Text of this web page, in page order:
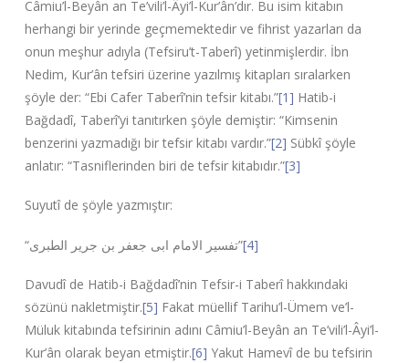
Câmiu’l-Beyân an Te’vili’l-Âyi’l-Kur’ân’dır. Bu isim kitabın
herhangi bir yerinde geçmemektedir ve fihrist yazarları da
onun meşhur adıyla (Tefsiru’t-Taberî) yetinmişlerdir. İbn
Nedim, Kur’ân tefsiri üzerine yazılmış kitapları sıralarken
şöyle der: “Ebi Cafer Taberî’nin tefsir kitabı.”[1] Hatib-i
Bağdadî, Taberî’yi tanıtırken şöyle demiştir: “Kimsenin
benzerini yazmadığı bir tefsir kitabı vardır.”[2] Sübkî şöyle
anlatır: “Tasniflerinden biri de tefsir kitabıdır.”[3]
Suyutî de şöyle yazmıştır:
“تفسیر الامام ابی جعفر بن جریر الطبری”[4]
Davudî de Hatib-i Bağdadî’nin Tefsir-i Taberî hakkındaki
sözünü nakletmiştir.[5] Fakat müellif Tarihu’l-Ümem ve’l-
Müluk kitabında tefsirinin adını Câmiu’l-Beyân an Te’vili’l-Âyi’l-
Kur’ân olarak beyan etmiştir.[6] Yakut Hamevî de bu tefsirin